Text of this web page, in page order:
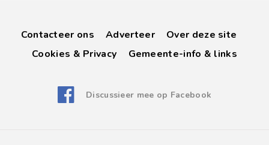
Contacteer ons Adverteer
Over deze site
Cookies & Privacy
Gemeente-info & links
Discussieer mee op Facebook